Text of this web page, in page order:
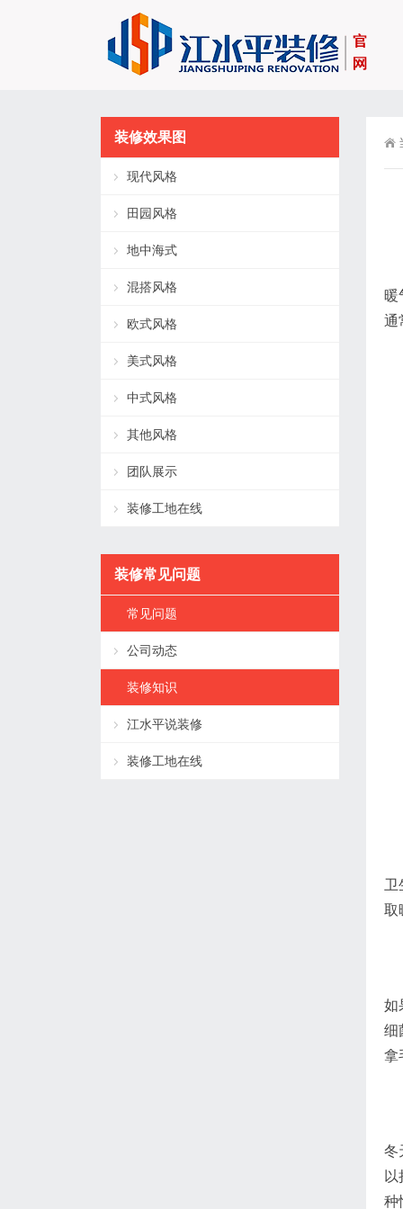
暖
通
卫
取
如
细
拿
冬
种
装修效果图
现代风格
田园风格
地中海式
混搭风格
欧式风格
美式风格
中式风格
其他风格
团队展示
装修工地在线
装修常见问题
常见问题
公司动态
装修知识
江水平说装修
装修工地在线